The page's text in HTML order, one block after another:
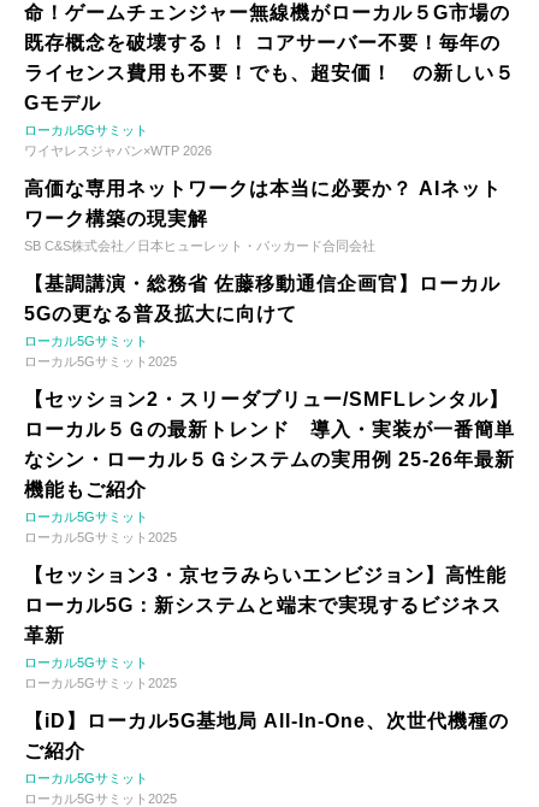
命！ゲームチェンジャー無線機がローカル５G市場の
既存概念を破壊する！！ コアサーバー不要！毎年の
ライセンス費用も不要！でも、超安価！ の新しい５
Gモデル
ローカル5Gサミット
ワイヤレスジャパン×WTP 2026
高価な専用ネットワークは本当に必要か？ AIネット
ワーク構築の現実解
SB C&S株式会社／日本ヒューレット・パッカード合同会社
【基調講演・総務省 佐藤移動通信企画官】ローカル
5Gの更なる普及拡大に向けて
ローカル5Gサミット
ローカル5Gサミット2025
【セッション2・スリーダブリュー/SMFLレンタル】
ローカル５Ｇの最新トレンド 導入・実装が一番簡単
なシン・ローカル５Ｇシステムの実用例 25-26年最新
機能もご紹介
ローカル5Gサミット
ローカル5Gサミット2025
【セッション3・京セラみらいエンビジョン】高性能
ローカル5G：新システムと端末で実現するビジネス
革新
ローカル5Gサミット
ローカル5Gサミット2025
【iD】ローカル5G基地局 All-In-One、次世代機種の
ご紹介
ローカル5Gサミット
ローカル5Gサミット2025